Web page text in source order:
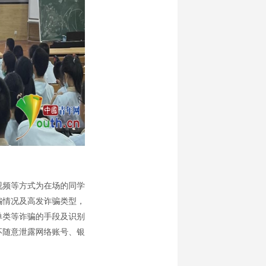
等方式为在场的同学
况及高发诈骗类型，
等诈骗的手段及识别
意泄露网络账号、银